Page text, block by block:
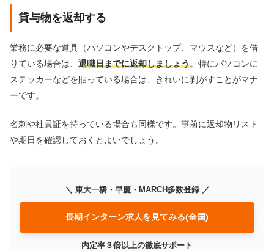
貸与物を返却する
業務に必要な道具（パソコンやデスクトップ、マウスなど）を借
りている場合は、 退職日までに返却しましょう。特にパソコンに
ステッカーなどを貼っている場合は、きれいに剥がすことがマナ
ーです。
名刺や社員証を持っている場合も同様です。事前に返却物リスト
や期日を確認しておくとよいでしょう。
＼ 東大一橋・早慶・MARCH多数登録 ／
長期インターン求人を見てみる(全国)
内定率３倍以上の徹底サポート